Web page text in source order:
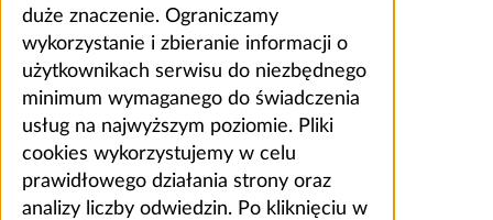
duże znaczenie. Ograniczamy
wykorzystanie i zbieranie informacji o
użytkownikach serwisu do niezbędnego
minimum wymaganego do świadczenia
usług na najwyższym poziomie. Pliki
cookies wykorzystujemy w celu
prawidłowego działania strony oraz
analizy liczby odwiedzin. Po kliknięciu w